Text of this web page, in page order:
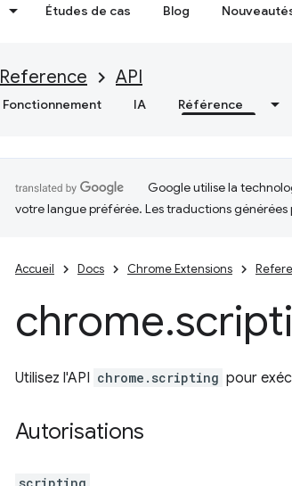
Études de cas Blog
Reference API
Fonctionnement IA Référence
Google utilise la
votre langue préférée. Les traductions
Accueil Docs Chrome Extensions
chrome.
Utilisez l'API chrome.scripting pour
Autorisations